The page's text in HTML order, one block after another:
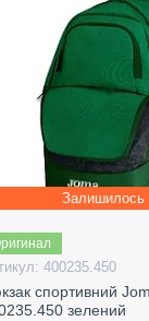
Залишилось
400235.450
спортивний
зелений